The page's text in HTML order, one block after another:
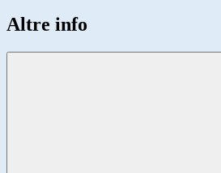
Altre info